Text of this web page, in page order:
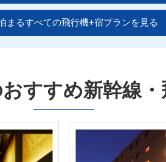
まるすべての飛行機+宿プランを見る
すすめ新幹線